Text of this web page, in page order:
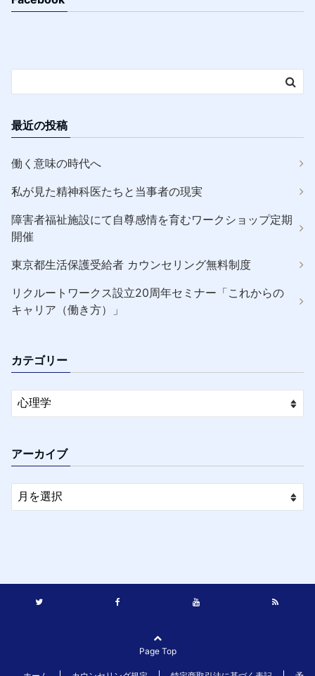
最近の投稿
働く意味の時代へ
私が見た精神科医たちと当事者の現実
障害者福祉施設にて自尊感情を育むワークショップ定期
開催
東京都生活保護受給者 カウンセリング無料制度
リクルートワークス設立20周年セミナー「これからの
キャリア（働き方）」
カテゴリー
アーカイブ
Page Top